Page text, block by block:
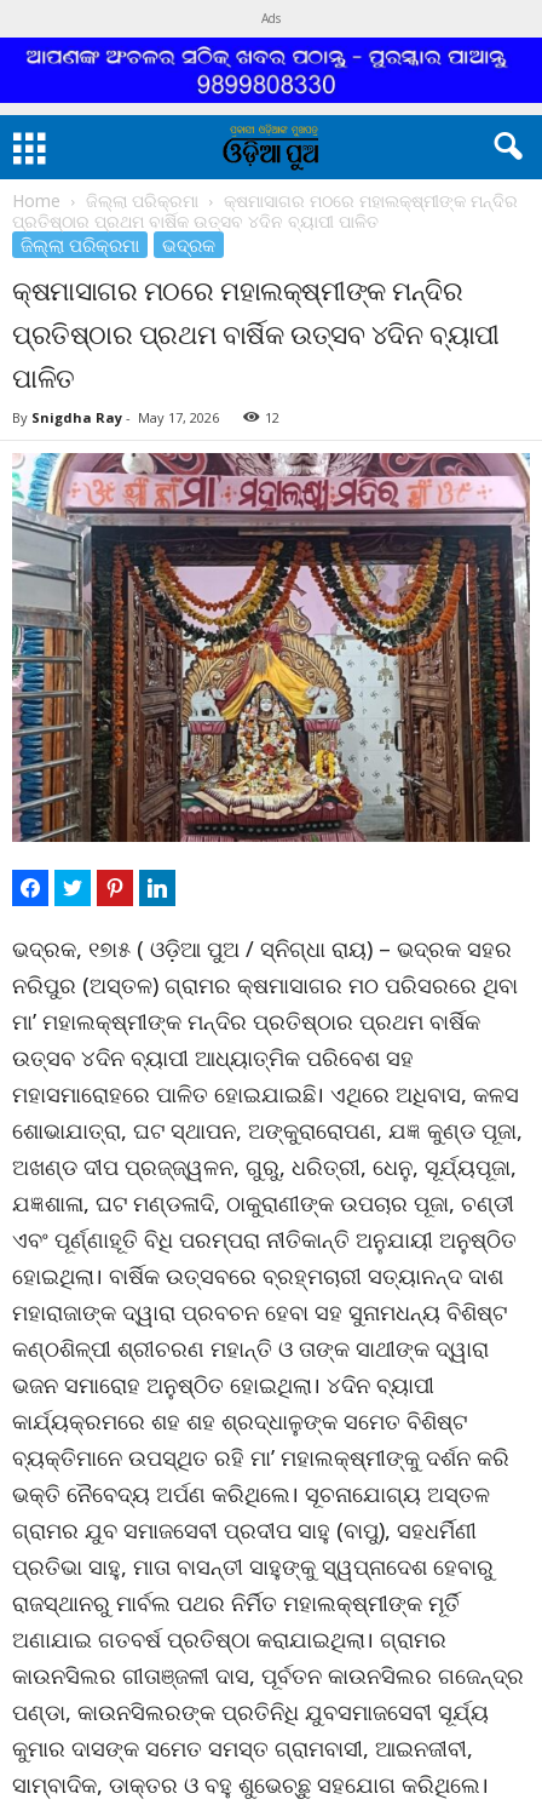
Ads
Home ଜିଲ୍ଲା ପରିକ୍ରମା
କ୍ଷମାସାଗର ମଠରେ ମହାଲକ୍ଷ୍ମୀଙ୍କ ମନ୍ଦିର
ପ୍ରତିଷ୍ଠାର ପ୍ରଥମ ବାର୍ଷିକ ଉତ୍ସବ ୪ଦିନ ବ୍ୟାପୀ ପାଳିତ
ଜିଲ୍ଲା ପରିକ୍ରମା ଭଦ୍ରକ
କ୍ଷମାସାଗର ମଠରେ ମହାଲକ୍ଷ୍ମୀଙ୍କ ମନ୍ଦିର
ପ୍ରତିଷ୍ଠାର ପ୍ରଥମ ବାର୍ଷିକ ଉତ୍ସବ ୪ଦିନ ବ୍ୟାପୀ
ପାଳିତ
By Snigdha Ray - May 17, 2026 12
ଭଦ୍ରକ, ୧୭ା୫ ( ଓଡ଼ିଆ ପୁଅ / ସ୍ନିଗ୍ଧା ରାୟ) – ଭଦ୍ରକ ସହର
ନରିପୁର (ଅସ୍ତଳ) ଗ୍ରାମର କ୍ଷମାସାଗର ମଠ ପରିସରରେ ଥିବା
ମା’ ମହାଲକ୍ଷ୍ମୀଙ୍କ ମନ୍ଦିର ପ୍ରତିଷ୍ଠାର ପ୍ରଥମ ବାର୍ଷିକ
ଉତ୍ସବ ୪ଦିନ ବ୍ୟାପୀ ଆଧ୍ୟାତ୍ମିକ ପରିବେଶ ସହ
ମହାସମାରୋହରେ ପାଳିତ ହୋଇଯାଇଛି। ଏଥିରେ ଅଧିବାସ, କଳସ
ଶୋଭାଯାତ୍ରା, ଘଟ ସ୍ଥାପନ, ଅଙ୍କୁରାରୋପଣ, ଯଜ୍ଞ କୁଣ୍ଡ ପୂଜା,
ଅଖଣ୍ଡ ଦୀପ ପ୍ରଜ୍ଜ୍ୱଳନ, ଗୁରୁ, ଧରିତ୍ରୀ, ଧେନୁ, ସୂର୍ଯ୍ୟପୂଜା,
ଯଜ୍ଞଶାଳା, ଘଟ ମଣ୍ଡଳାଦି, ଠାକୁରାଣୀଙ୍କ ଉପଚାର ପୂଜା, ଚଣ୍ଡୀ
ଏବଂ ପୂର୍ଣ୍ଣାହୂତି ବିଧି ପରମ୍ପରା ନୀତିକାନ୍ତି ଅନୁଯାୟୀ ଅନୁଷ୍ଠିତ
ହୋଇଥିଲା। ବାର୍ଷିକ ଉତ୍ସବରେ ବ୍ରହ୍ମଚାରୀ ସତ୍ୟାନନ୍ଦ ଦାଶ
ମହାରାଜାଙ୍କ ଦ୍ୱାରା ପ୍ରବଚନ ହେବା ସହ ସୁନାମଧନ୍ୟ ବିଶିଷ୍ଟ
କଣ୍ଠଶିଳ୍ପୀ ଶ୍ରୀଚରଣ ମହାନ୍ତି ଓ ତାଙ୍କ ସାଥୀଙ୍କ ଦ୍ୱାରା
ଭଜନ ସମାରୋହ ଅନୁଷ୍ଠିତ ହୋଇଥିଲା। ୪ଦିନ ବ୍ୟାପୀ
କାର୍ଯ୍ୟକ୍ରମରେ ଶହ ଶହ ଶ୍ରଦ୍ଧାଳୁଙ୍କ ସମେତ ବିଶିଷ୍ଟ
ବ୍ୟକ୍ତିମାନେ ଉପସ୍ଥିତ ରହି ମା’ ମହାଲକ୍ଷ୍ମୀଙ୍କୁ ଦର୍ଶନ କରି
ଭକ୍ତି ନୈବେଦ୍ୟ ଅର୍ପଣ କରିଥିଲେ। ସୂଚନାଯୋଗ୍ୟ ଅସ୍ତଳ
ଗ୍ରାମର ଯୁବ ସମାଜସେବୀ ପ୍ରଦୀପ ସାହୁ (ବାପୁ), ସହଧର୍ମିଣୀ
ପ୍ରତିଭା ସାହୁ, ମାତା ବାସନ୍ତୀ ସାହୁଙ୍କୁ ସ୍ୱପ୍ନାଦେଶ ହେବାରୁ
ରାଜସ୍ଥାନରୁ ମାର୍ବଲ ପଥର ନିର୍ମିତ ମହାଲକ୍ଷ୍ମୀଙ୍କ ମୂର୍ତି
ଅଣାଯାଇ ଗତବର୍ଷ ପ୍ରତିଷ୍ଠା କରାଯାଇଥିଲା। ଗ୍ରାମର
କାଉନସିଲର ଗୀତାଞ୍ଜଳୀ ଦାସ, ପୂର୍ବତନ କାଉନସିଲର ଗଜେନ୍ଦ୍ର
ପଣ୍ଡା, କାଉନସିଲରଙ୍କ ପ୍ରତିନିଧି ଯୁବସମାଜସେବୀ ସୂର୍ଯ୍ୟ
କୁମାର ଦାସଙ୍କ ସମେତ ସମସ୍ତ ଗ୍ରାମବାସୀ, ଆଇନଜୀବୀ,
ସାମ୍ବାଦିକ, ଡାକ୍ତର ଓ ବହୁ ଶୁଭେଚ୍ଛୁ ସହଯୋଗ କରିଥିଲେ।